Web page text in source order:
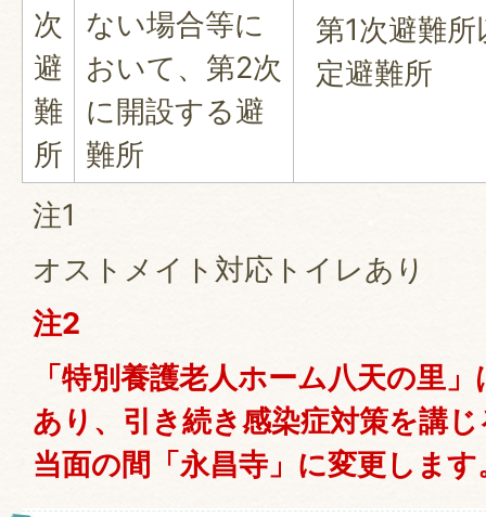
次
避
難
所
ない場合等に
おいて、第2次
に開設する避
難所
第1次避難
定避難所
注1
オストメイト対応トイレあり
注2
「特別養護老人ホーム八天の里
あり、引き続き感染症対策を講
当面の間「永昌寺」に変更します